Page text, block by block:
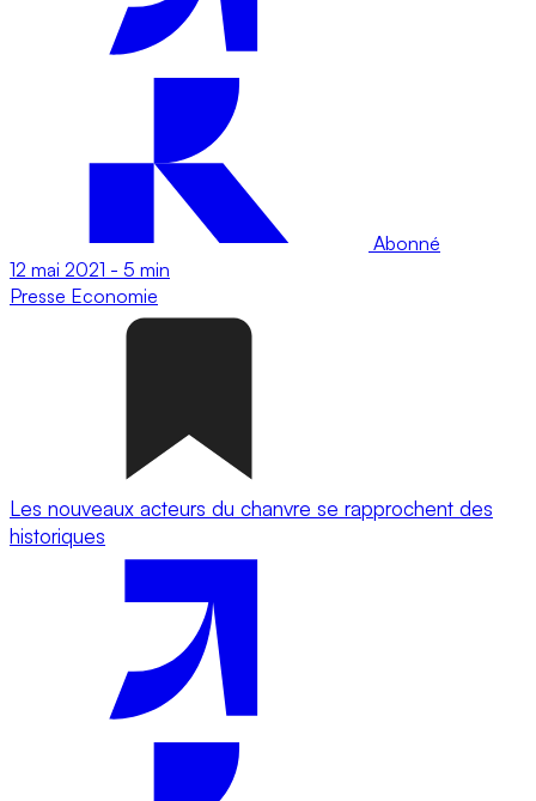
Abonné
12 mai 2021 - 5 min
Presse Economie
Les nouveaux acteurs du chanvre se rapprochent des
historiques